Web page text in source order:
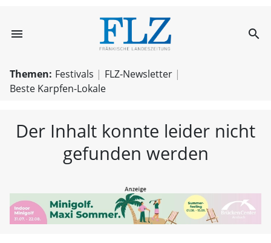
menu FLZ – search
Themen: Festivals
FLZ-Newsletter
Beste Karpfen-Lokale
Der Inhalt konnte leider nicht
gefunden werden